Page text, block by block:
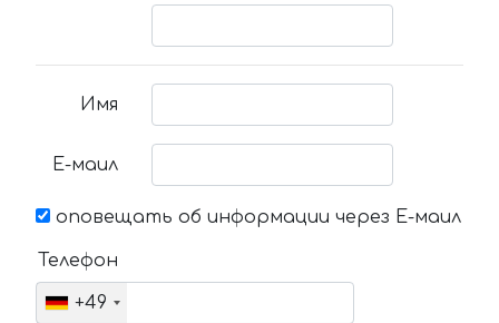
Имя
Е-маил
оповещать об информации через Е-маил
Телефон
+49